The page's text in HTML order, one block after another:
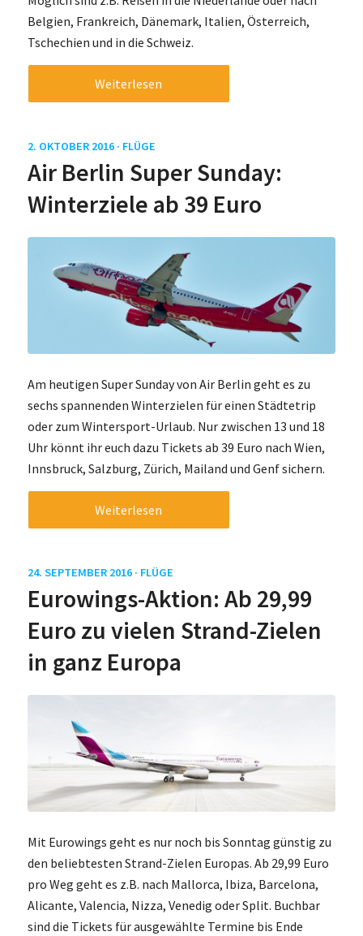
Belgien, Frankreich, Dänemark, Italien, Österreich,
Tschechien und in die Schweiz.
Weiterlesen
2. OKTOBER 2016 · FLÜGE
Air Berlin Super Sunday:
Winterziele ab 39 Euro
Am heutigen Super Sunday von Air Berlin geht es zu
sechs spannenden Winterzielen für einen Städtetrip
oder zum Wintersport-Urlaub. Nur zwischen 13 und 18
Uhr könnt ihr euch dazu Tickets ab 39 Euro nach Wien,
Innsbruck, Salzburg, Zürich, Mailand und Genf sichern.
Weiterlesen
24. SEPTEMBER 2016 · FLÜGE
Eurowings-Aktion: Ab 29,99
Euro zu vielen Strand-Zielen
in ganz Europa
Mit Eurowings geht es nur noch bis Sonntag günstig zu
den beliebtesten Strand-Zielen Europas. Ab 29,99 Euro
pro Weg geht es z.B. nach Mallorca, Ibiza, Barcelona,
Alicante, Valencia, Nizza, Venedig oder Split. Buchbar
sind die Tickets für ausgewählte Termine bis Ende